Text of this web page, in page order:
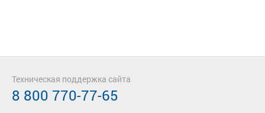
Техническая поддержка сайта
8 800 770-77-65